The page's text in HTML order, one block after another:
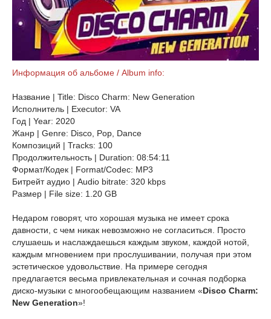
Информация об альбоме / Album info:
Название | Title: Disco Charm: New Generation
Исполнитель | Executor: VA
Год | Year: 2020
Жанр | Genre: Disco, Pop, Dance
Композиций | Tracks: 100
Продолжительность | Duration: 08:54:11
Формат/Кодек | Format/Codec: MP3
Битрейт аудио | Audio bitrate: 320 kbps
Размер | File size: 1.20 GB
Недаром говорят, что хорошая музыка не имеет срока
давности, с чем никак невозможно не согласиться. Просто
слушаешь и наслаждаешься каждым звуком, каждой нотой,
каждым мгновением при прослушивании, получая при этом
эстетическое удовольствие. На примере сегодня
предлагается весьма привлекательная и сочная подборка
диско-музыки с многообещающим названием «Disco Charm:
New Generation»!